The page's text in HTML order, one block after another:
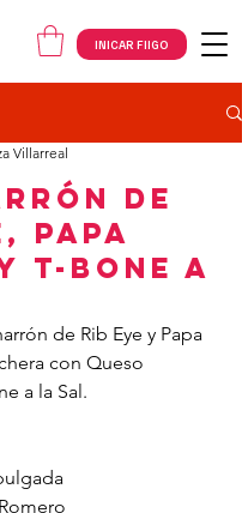
INICAR FIIGO
de
Papa
T-Bone a
Villarreal
de Rib Eye y Papa
con Queso
a la Sal.